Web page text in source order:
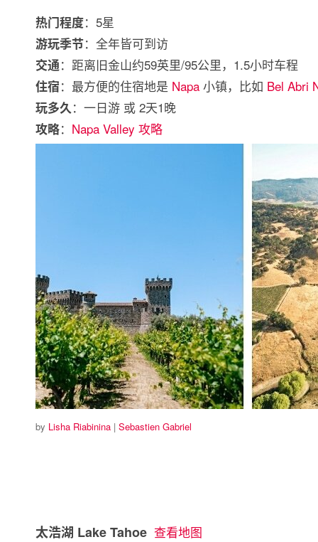
热门程度：5星
游玩季节：全年皆可到访
交通：距离旧金山约59英里/95公里，1.5小时车程
住宿：最方便的住宿地是 Napa 小镇，比如 Bel Abri
玩多久：一日游 或 2天1晚
攻略： Napa Valley 攻略
by Lisha Riabinina | Sebastien Gabriel
太浩湖 Lake Tahoe 查看地图